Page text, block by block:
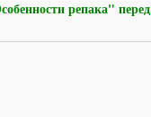
репака"